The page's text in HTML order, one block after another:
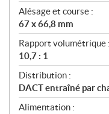
Alésage et course :
67 x 66,8 mm
Rapport volumétrique :
10,7 : 1
Distribution :
DACT entraîné par
Alimentation :